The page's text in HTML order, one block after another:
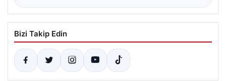
Bizi Takip Edin